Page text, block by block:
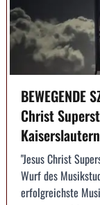
BEWEGENDE
Christ
"Jesus Christ
Wurf des
erfolgreichste